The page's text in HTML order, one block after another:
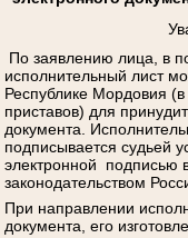
По заявлению лица, в
исполнительный лист
Республике Мордовия
приставов) для
документа.
подписывается судьей
электронной подписью
законодательством
При направлении
документа, его